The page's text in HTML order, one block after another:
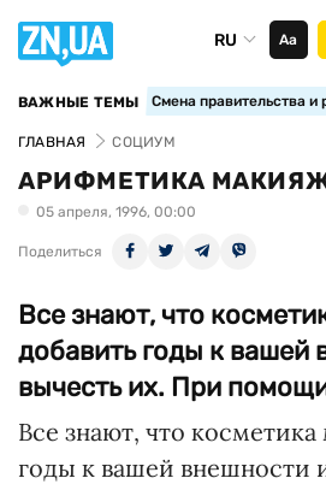
RU Аа
ВАЖНЫЕ ТЕМЫ Смена правительства и
ГЛАВНАЯ СОЦИУМ
АРИФМЕТИКА
05 апреля, 1996, 00:00
Поделиться
Все знают, что
добавить годы к вашей
вычесть их. При
Все знают, что
годы к вашей внешности